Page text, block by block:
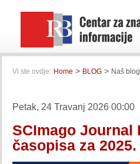
Vi ste ovdje: Home > BLOG > Naš blog
Petak, 24 Travanj 2026 00:00
SCImago Journal
časopisa za